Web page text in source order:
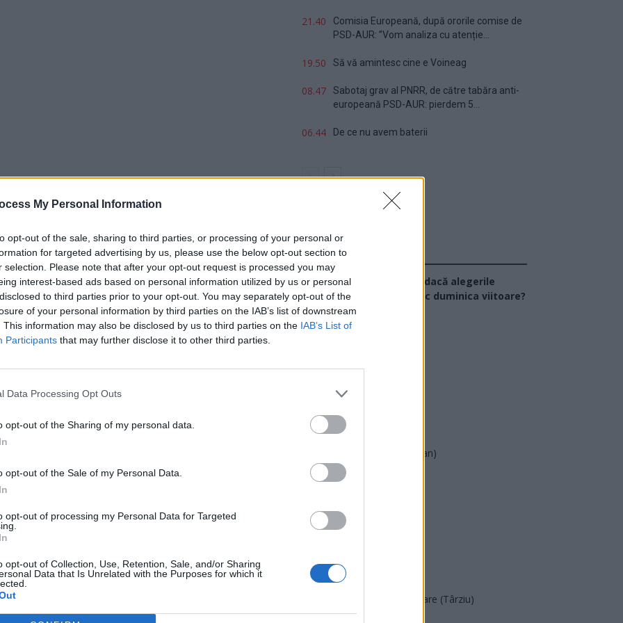
My Personal Information
opt-out of the sale, sharing to third parties, or processing of your personal or
for targeted advertising by us, please use the below opt-out section to
selection. Please note that after your opt-out request is processed you may
interest-based ads based on personal information utilized by us or personal
to third parties prior to your opt-out. You may separately opt-out of the
of your personal information by third parties on the IAB’s list of downstream
This information may also be disclosed by us to third parties on the IAB’s List of
Participants that may further disclose it to other third parties.
Data Processing Opt Outs
opt-out of the Sharing of my personal data.
opt-out of the Sale of my Personal Data.
opt-out of processing my Personal Data for Targeted
opt-out of Collection, Use, Retention, Sale, and/or Sharing
Data that Is Unrelated with the Purposes for which it
21.40
Comisia Europeană, după ororile comise de
PSD-AUR: ”Vom analiza cu atenție...
19.50 Să vă amintesc cine e Voineag
08.47
Sabotaj grav al PNRR, de către tabăra anti-
europeană PSD-AUR: pierdem 5...
06.44 De ce nu avem baterii
Sondaj
Ce partid ați vota dacă alegerile
parlamentare ar avea loc duminica viitoare?
USR
PSD
AUR
PMP (Tomac)
Forța Dreptei (L. Orban)
PNȚMM
SENS
PACE (Peia)
Acțiunea Conservatoare (Târziu)